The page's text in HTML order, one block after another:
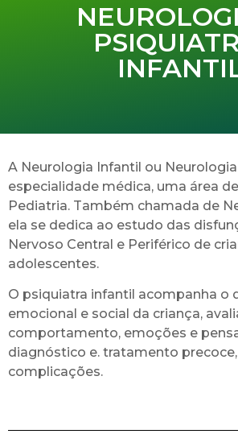
A Neurologia Infantil ou
especialidade médica, uma área
Pediatria. Também chamada de
ela se dedica ao estudo das
Nervoso Central e Periférico de
adolescentes.
O psiquiatra infantil acompanha o
emocional e social da criança,
comportamento, emoções e
diagnóstico e. tratamento
complicações.